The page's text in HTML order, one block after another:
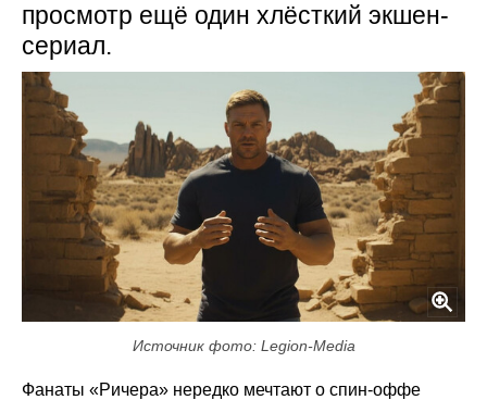
просмотр ещё один хлёсткий экшен-
сериал.
Источник фото: Legion-Media
Фанаты «Ричера» нередко мечтают о спин-оффе